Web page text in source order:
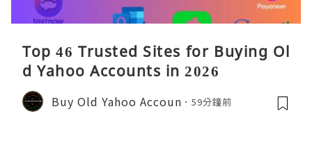
Top 46 Trusted Sites for Buying Ol
d Yahoo Accounts in 2026
Buy Old Yahoo Accoun 59分鐘前